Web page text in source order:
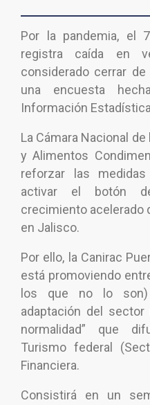
Por la pandemia, el
registra caída en
considerado cerrar
una encuesta
Información
La Cámara Nacional
y Alimentos
reforzar las
activar el botón
crecimiento acelerado
en Jalisco.
Por ello, la Canirac
está promoviendo
los que no lo son)
adaptación del
normalidad” que
Turismo federal
Financiera.
Consistirá en un